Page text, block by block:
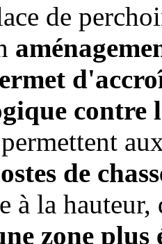
de
contre
de
à la
zone plus